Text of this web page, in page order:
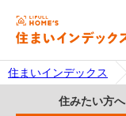
住まいインデックス
住みたい方へ